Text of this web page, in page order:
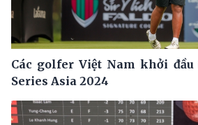
Các golfer Việt Nam khởi đầu
Series Asia 2024